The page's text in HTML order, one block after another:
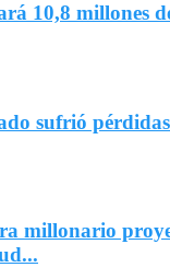
10,8 millones
sufrió pérdidas
millonario